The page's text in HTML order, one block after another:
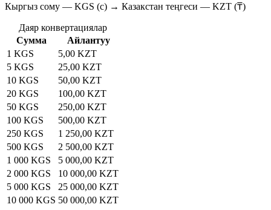
Кыргыз сому — KGS (с) → Казакстан теңгеси — KZT (₸)
Даяр конвертациялар
Сумма
Айлантуу
1 KGS
5,00 KZT
5 KGS
25,00 KZT
10 KGS
50,00 KZT
20 KGS
100,00 KZT
50 KGS
250,00 KZT
100 KGS
500,00 KZT
250 KGS
1 250,00 KZT
500 KGS
2 500,00 KZT
1 000 KGS
5 000,00 KZT
2 000 KGS
10 000,00 KZT
5 000 KGS
25 000,00 KZT
10 000 KGS 50 000,00 KZT